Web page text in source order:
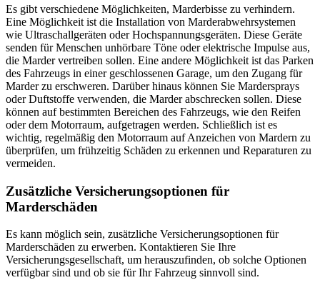
Es gibt verschiedene Möglichkeiten, Marderbisse zu verhindern.
Eine Möglichkeit ist die Installation von Marderabwehrsystemen
wie Ultraschallgeräten oder Hochspannungsgeräten. Diese Geräte
senden für Menschen unhörbare Töne oder elektrische Impulse aus,
die Marder vertreiben sollen. Eine andere Möglichkeit ist das Parken
des Fahrzeugs in einer geschlossenen Garage, um den Zugang für
Marder zu erschweren. Darüber hinaus können Sie Mardersprays
oder Duftstoffe verwenden, die Marder abschrecken sollen. Diese
können auf bestimmten Bereichen des Fahrzeugs, wie den Reifen
oder dem Motorraum, aufgetragen werden. Schließlich ist es
wichtig, regelmäßig den Motorraum auf Anzeichen von Mardern zu
überprüfen, um frühzeitig Schäden zu erkennen und Reparaturen zu
vermeiden.
Zusätzliche Versicherungsoptionen für
Marderschäden
Es kann möglich sein, zusätzliche Versicherungsoptionen für
Marderschäden zu erwerben. Kontaktieren Sie Ihre
Versicherungsgesellschaft, um herauszufinden, ob solche Optionen
verfügbar sind und ob sie für Ihr Fahrzeug sinnvoll sind.